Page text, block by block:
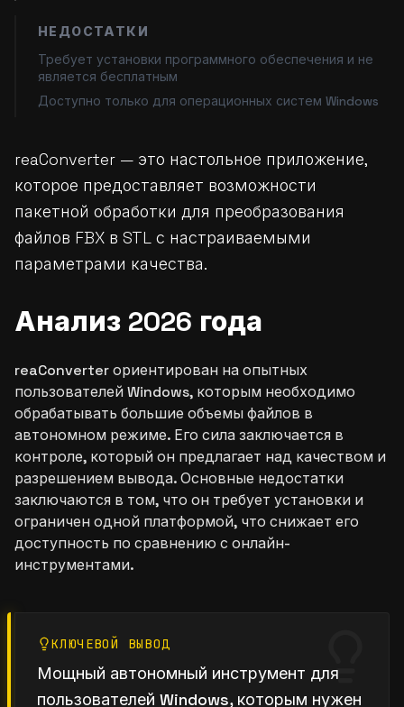
НЕДОСТАТКИ
Требует установки программного обеспечения и не
является бесплатным
Доступно только для операционных систем Windows
reaConverter — это настольное приложение,
которое предоставляет возможности
пакетной обработки для преобразования
файлов FBX в STL с настраиваемыми
параметрами качества.
Анализ 2026 года
reaConverter ориентирован на опытных
пользователей Windows, которым необходимо
обрабатывать большие объемы файлов в
автономном режиме. Его сила заключается в
контроле, который он предлагает над качеством и
разрешением вывода. Основные недостатки
заключаются в том, что он требует установки и
ограничен одной платформой, что снижает его
доступность по сравнению с онлайн-
инструментами.
КЛЮЧЕВОЙ ВЫВОД
Мощный автономный инструмент для
пользователей Windows, которым нужен